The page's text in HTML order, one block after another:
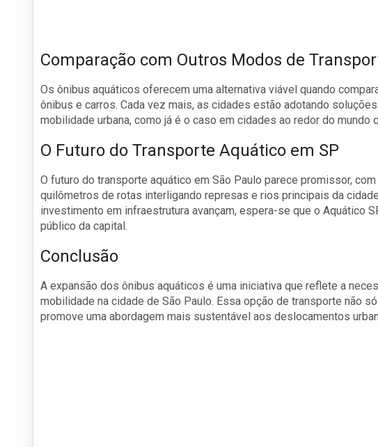
Comparação com Outros Modos de
Os ônibus aquáticos oferecem uma alternativa viável quando
ônibus e carros. Cada vez mais, as cidades estão adotando
mobilidade urbana, como já é o caso em cidades ao redor do
O Futuro do Transporte Aquático em SP
O futuro do transporte aquático em São Paulo parece promissor,
quilômetros de rotas interligando represas e rios principais da
investimento em infraestrutura avançam, espera-se que o Aquático
público da capital.
Conclusão
A expansão dos ônibus aquáticos é uma iniciativa que reflete a
mobilidade na cidade de São Paulo. Essa opção de transporte não
promove uma abordagem mais sustentável aos deslocamentos